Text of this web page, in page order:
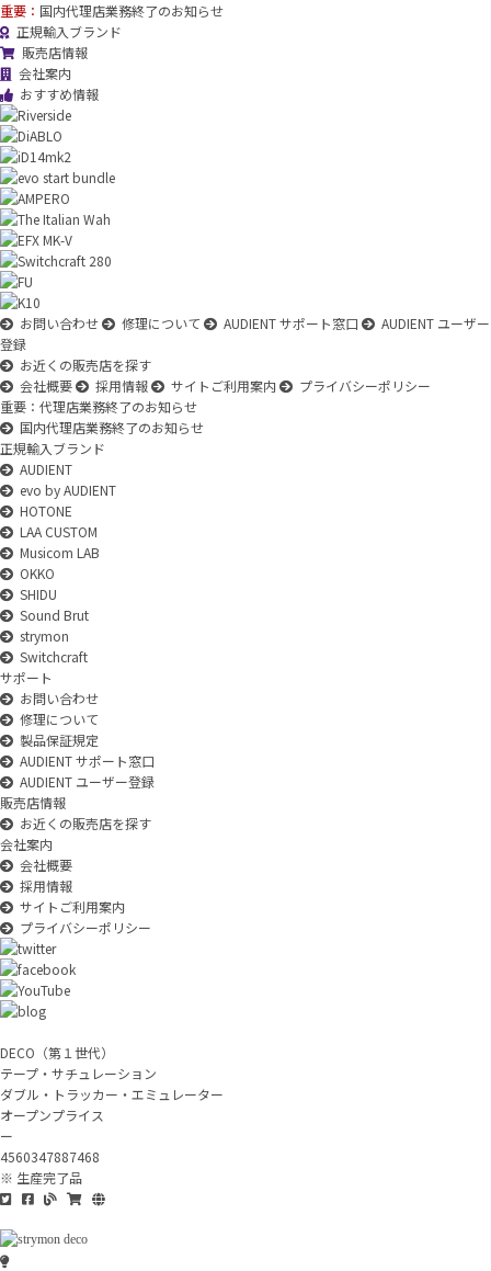
重要： 国内代理店業務終了のお知らせ
正規輸入ブランド
販売店情報
会社案内
おすすめ情報
お問い合わせ 修理について AUDIENT サポート窓口
AUDIENT ユーザー
登録
お近くの販売店を探す
会社概要
採用情報 サイトご利用案内
プライバシーポリシー
重要：代理店業務終了のお知らせ
国内代理店業務終了のお知らせ
正規輸入ブランド
AUDIENT
evo by AUDIENT
HOTONE
LAA CUSTOM
Musicom LAB
OKKO
SHIDU
Sound Brut
strymon
Switchcraft
サポート
お問い合わせ
修理について
製品保証規定
AUDIENT サポート窓口
AUDIENT ユーザー登録
販売店情報
お近くの販売店を探す
会社案内
会社概要
採用情報
サイトご利用案内
プライバシーポリシー
DECO（第１世代）
テープ・サチュレーション
ダブル・トラッカー・エミュレーター
オープンプライス
ー
4560347887468
※ 生産完了品